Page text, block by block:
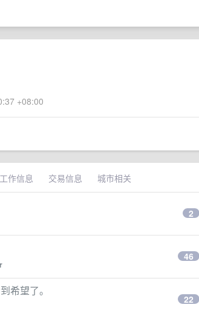
+08:00
工作信息 交易信息 城市相关
2
46
希望了。
22